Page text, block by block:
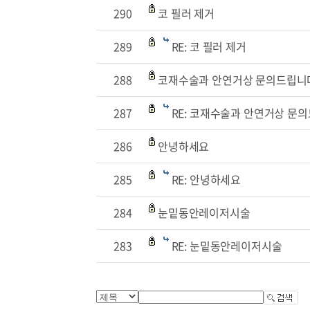
290
코 필러 제거
289
RE: 코 필러 제거
288
코재수술과 안연거상 문의드립니
287
RE: 코재수술과 안연거상 문
286
안녕하세요
285
RE: 안녕하세요
284
눈밑동안레이저시술
283
RE: 눈밑동안레이저시술